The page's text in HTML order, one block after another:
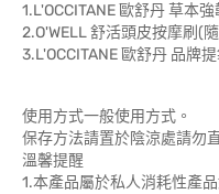
1.L'OCCITANE 歐舒丹 草本
2.O'WELL 舒活頭皮按摩刷(
3.L'OCCITANE 歐舒丹 品牌
使用方式一般使用方式。
保存方法請置於陰涼處請勿
溫馨提醒
1.本產品屬於私人消耗性產